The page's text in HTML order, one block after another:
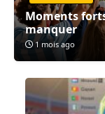
Moments
manquer
1 mois ago